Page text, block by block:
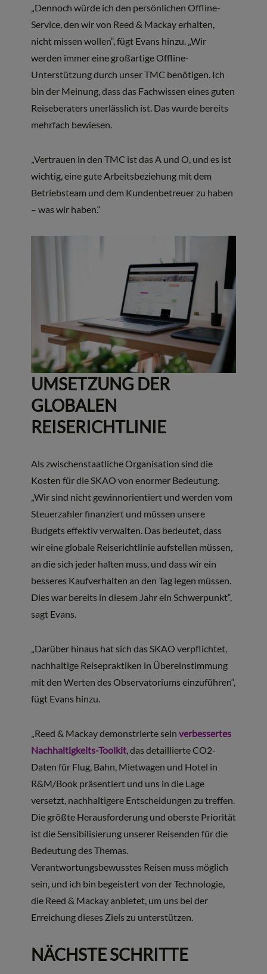
„Dennoch würde ich den persönlichen Offline-
Service, den wir von Reed & Mackay erhalten,
nicht missen wollen“, fügt Evans hinzu. „Wir
werden immer eine großartige Offline-
Unterstützung durch unser TMC benötigen. Ich
bin der Meinung, dass das Fachwissen eines guten
Reiseberaters unerlässlich ist. Das wurde bereits
mehrfach bewiesen.
„Vertrauen in den TMC ist das A und O, und es ist
wichtig, eine gute Arbeitsbeziehung mit dem
Betriebsteam und dem Kundenbetreuer zu haben
– was wir haben.“
UMSETZUNG DER
GLOBALEN
REISERICHTLINIE
Als zwischenstaatliche Organisation sind die
Kosten für die SKAO von enormer Bedeutung.
„Wir sind nicht gewinnorientiert und werden vom
Steuerzahler finanziert und müssen unsere
Budgets effektiv verwalten. Das bedeutet, dass
wir eine globale Reiserichtlinie aufstellen müssen,
an die sich jeder halten muss, und dass wir ein
besseres Kaufverhalten an den Tag legen müssen.
Dies war bereits in diesem Jahr ein Schwerpunkt“,
sagt Evans.
„Darüber hinaus hat sich das SKAO verpflichtet,
nachhaltige Reisepraktiken in Übereinstimmung
mit den Werten des Observatoriums einzuführen“,
fügt Evans hinzu.
„Reed & Mackay demonstrierte sein verbessertes
Nachhaltigkeits-Toolkit, das detaillierte CO2-
Daten für Flug, Bahn, Mietwagen und Hotel in
R&M/Book präsentiert und uns in die Lage
versetzt, nachhaltigere Entscheidungen zu treffen.
Die größte Herausforderung und oberste Priorität
ist die Sensibilisierung unserer Reisenden für die
Bedeutung des Themas.
Verantwortungsbewusstes Reisen muss möglich
sein, und ich bin begeistert von der Technologie,
die Reed & Mackay anbietet, um uns bei der
Erreichung dieses Ziels zu unterstützen.
NÄCHSTE SCHRITTE